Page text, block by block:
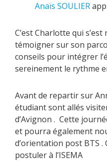
Anaïs SOULIER
C’est Charlotte qui
témoigner sur son
conseils pour intégrer
sereinement le rythme
Avant de repartir sur
étudiant sont allés
d’Avignon . Cette
et pourra également
d’orientation post BTS
postuler à l’ISEMA